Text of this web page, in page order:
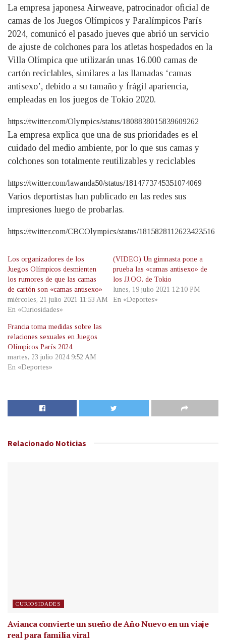
La empresa japonesa Airweave, patrocinador oficial de
camas de los Juegos Olímpicos y Paralímpicos París
2024, comunicó el pasado jueves que abrió un servicio
de ajuste de colchones para los atletas hospedados en la
Villa Olímpica que utilizarán unas 16.000 camas de
cartón reciclables, similares a las llamadas ‘camas
antisexo’, debido a su tamaño y frágil apariencia,
empleadas en los juegos de Tokio 2020.
https://twitter.com/Olympics/status/1808838015839609262
La empresa explica que una de sus prioridades es el
cuidado del medio ambiente, por lo que sus camas y
colchones son totalmente reutilizables y reciclables
https://twitter.com/lawanda50/status/1814773745351074069
Varios deportistas han publicado en las redes sus
impresiones luego de probarlas.
https://twitter.com/CBCOlympics/status/1815828112623423516
Los organizadores de los
Juegos Olímpicos desmienten
los rumores de que las camas
de cartón son «camas antisexo»
miércoles, 21 julio 2021 11:53 AM
En «Curiosidades»
(VIDEO) Un gimnasta pone a
prueba las «camas antisexo» de
los JJ.OO. de Tokio
lunes, 19 julio 2021 12:10 PM
En «Deportes»
Francia toma medidas sobre las
relaciones sexuales en Juegos
Olímpicos París 2024
martes, 23 julio 2024 9:52 AM
En «Deportes»
Relacionado Noticias
CURIOSIDADES
Avianca convierte un sueño de Año Nuevo en un viaje
real para familia viral